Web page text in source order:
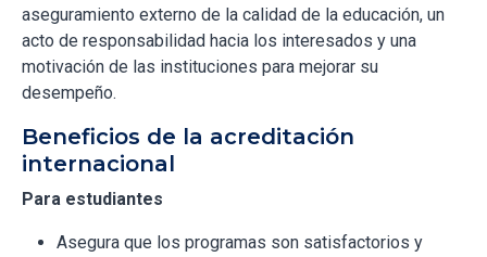
aseguramiento externo de la calidad de la educación, un
acto de responsabilidad hacia los interesados y una
motivación de las instituciones para mejorar su
desempeño.
Beneficios de la acreditación
internacional
Para estudiantes
Asegura que los programas son satisfactorios y